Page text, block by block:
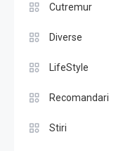
Cutremur
Diverse
LifeStyle
Recomandari
Stiri